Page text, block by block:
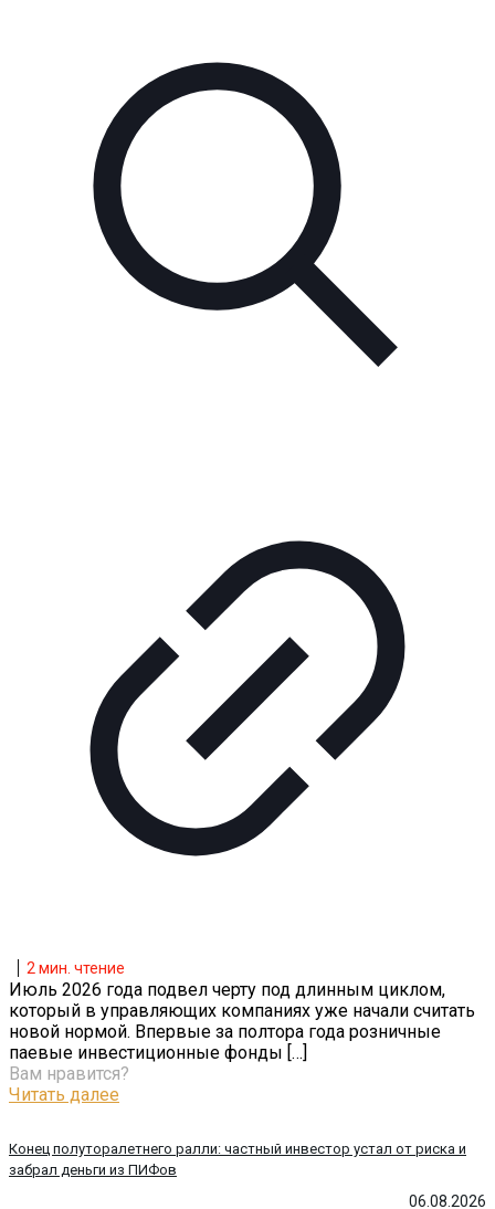
06.08.2026
Конец полуторалетнего ралли: частный инвестор устал от риска и
забрал деньги из ПИФов
2 мин. чтение
Июль 2026 года подвел черту под длинным циклом,
который в управляющих компаниях уже начали считать
новой нормой. Впервые за полтора года розничные
паевые инвестиционные фонды […]
Вам нравится?
Читать далее